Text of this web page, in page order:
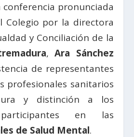
conferencia pronunciada
Colegio por la directora
y Conciliación de la
,Ara Sánchez
de representantes
profesionales sanitarios
y distinción a los
en las
de Salud Mental.